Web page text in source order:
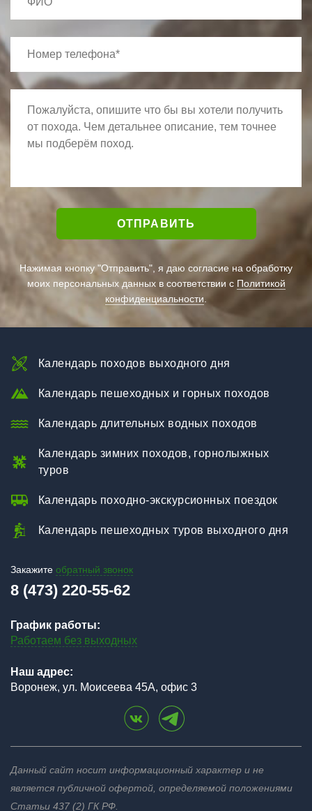
Нажимая кнопку "Отправить", я даю согласие на обработку
моих персональных данных в соответствии с Политикой
конфиденциальности
Календарь походов выходного дня
Календарь пешеходных и горных походов
Календарь длительных водных походов
Календарь зимних походов, горнолыжных
туров
Календарь походно-экскурсионных поездок
Календарь пешеходных туров выходного дня
Закажите обратный звонок
8 (473) 220-55-62
График работы:
Работаем без выходных
Наш адрес:
Воронеж, ул. Моисеева 45А, офис 3
Данный сайт носит информационный характер и не
является публичной офертой, определяемой положениями
Статьи 437 (2) ГК РФ.